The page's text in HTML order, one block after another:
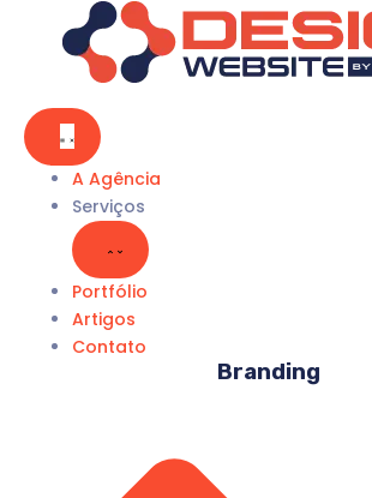
A Agência
Serviços
Portfólio
Artigos
Contato
Branding